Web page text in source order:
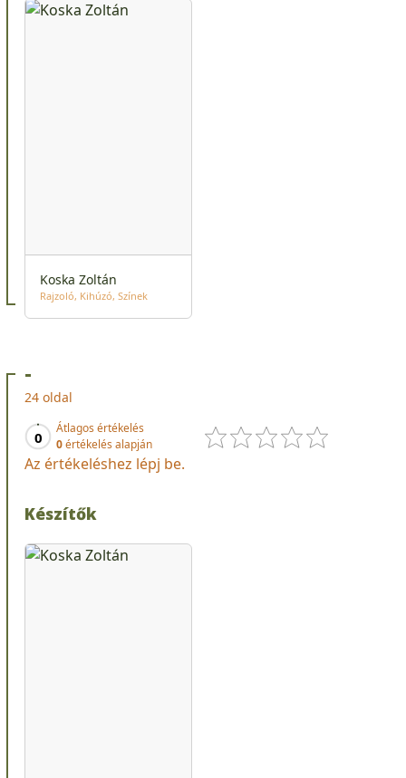
Koska Zoltán
Rajzoló Kihúzó Színek
-
24 oldal
0
Átlagos értékelés
0értékelés alapján
Az értékeléshez lépj be.
Készítők